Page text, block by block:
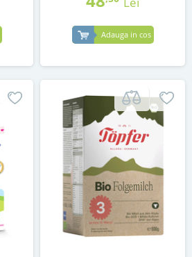
Adauga in cos